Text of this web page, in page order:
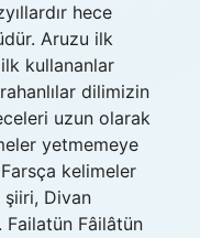
hece
Aruzu ilk
kullananlar
dilimizin
uzun olarak
yetmemeye
kelimeler
şiiri, Divan
Failatün Fâilâtün